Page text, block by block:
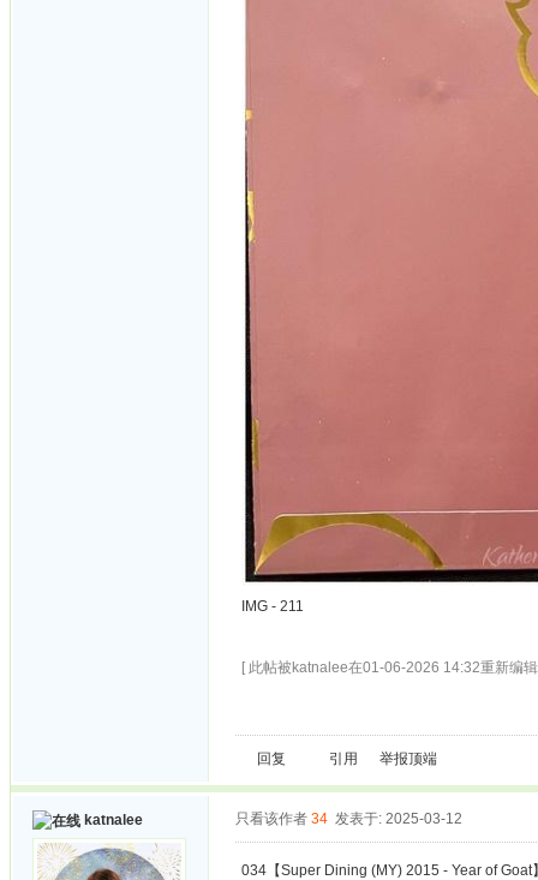
IMG - 211
[ 此帖被katnalee在01-06-2026 14:32重新编
回复 引用 举报顶端
katnalee 只看该作者 34 发表于: 2025-03-12
034【Super Dining (MY) 2015 - Year of Goat